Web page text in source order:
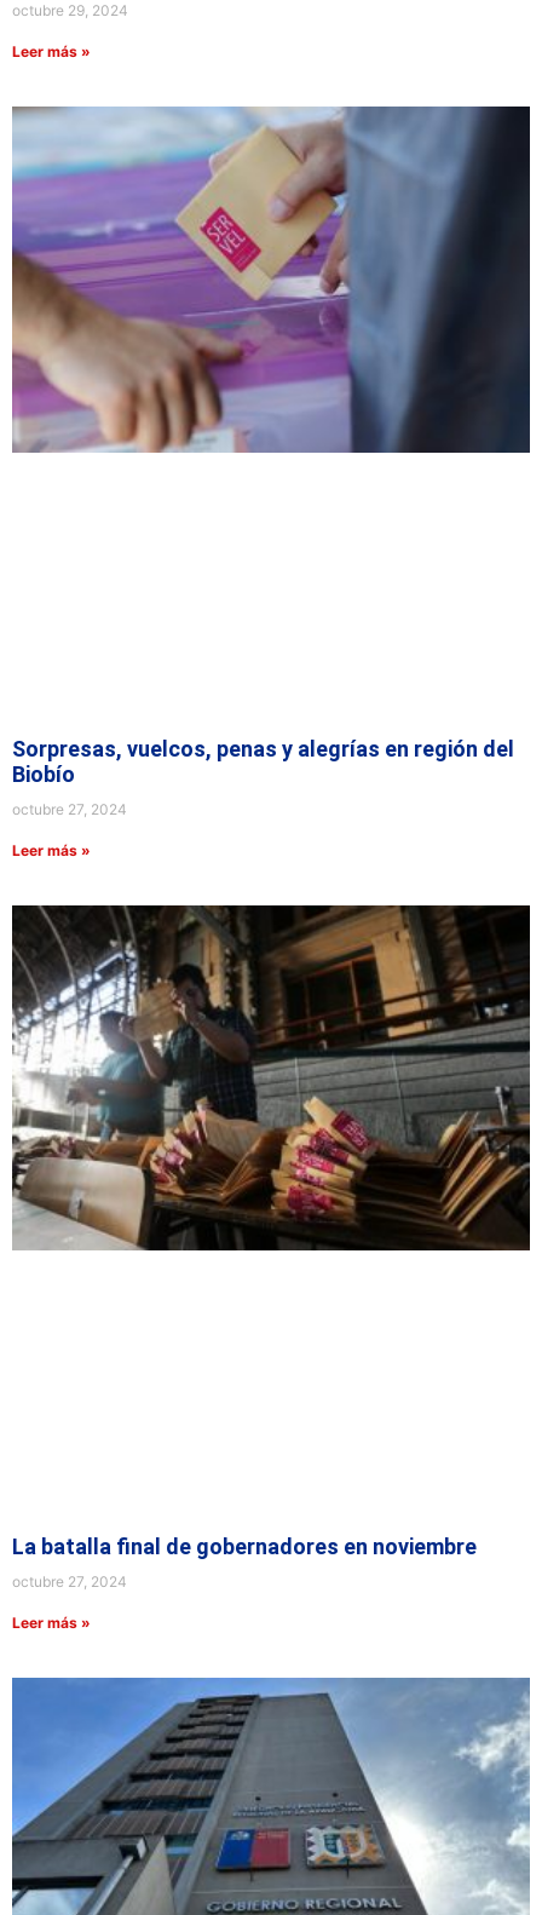
octubre 29, 2024
Leer más »
Sorpresas, vuelcos, penas y alegrías en región del
Biobío
octubre 27, 2024
Leer más »
La batalla final de gobernadores en noviembre
octubre 27, 2024
Leer más »